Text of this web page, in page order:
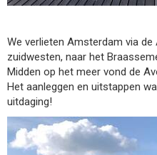
We verlieten Amsterdam via
zuidwesten, naar het
Midden op het meer vond de
Het aanleggen en uitstappen
uitdaging!